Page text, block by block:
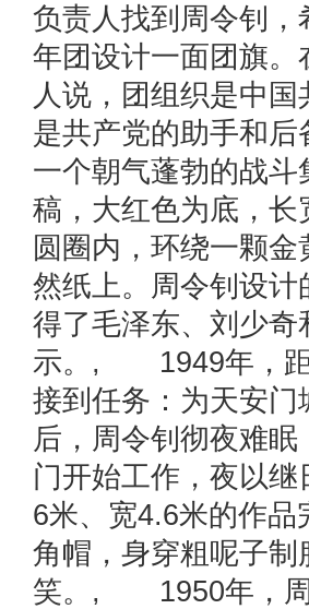
负责人找到周令钊
年团设计一面团旗
人说，团组织是中
是共产党的助手和
一个朝气蓬勃的战
稿，大红色为底，
圆圈内，环绕一颗
然纸上。周令钊设
得了毛泽东、刘少
示。, 1949年，距
接到任务：为天安
后，周令钊彻夜难
门开始工作，夜以
6米、宽4.6米的作
角帽，身穿粗呢子
笑。, 1950年，周